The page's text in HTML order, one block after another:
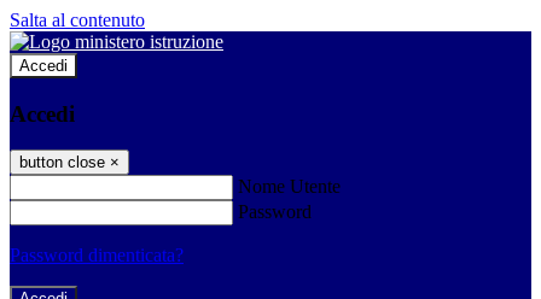
Salta al contenuto
Accedi
Accedi
button close ×
Nome Utente
Password
Password dimenticata?